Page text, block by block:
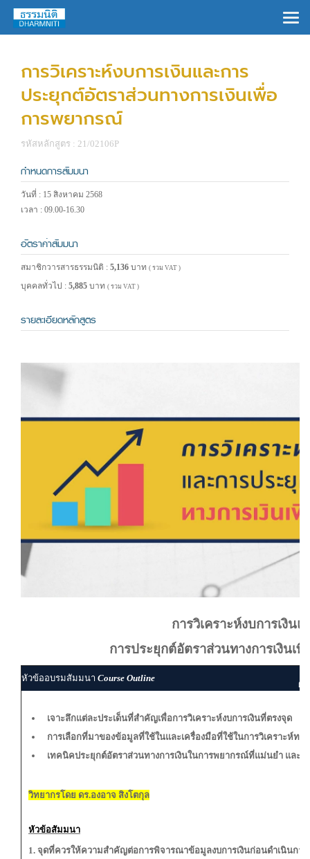
การวิเคราะห์งบการเงินและการ
ประยุกต์อัตราส่วนทางการเงินเพื่อ
การพยากรณ์
รหัสหลักสูตร : 21/02106P
กำหนดการสัมมนา
วันที่ : 15 สิงหาคม 2568
เวลา : 09.00-16.30
อัตราค่าสัมมนา
สมาชิกวารสารธรรมนิติ : 5,136 บาท ( รวม VAT )
บุคคลทั่วไป : 5,885 บาท ( รวม VAT )
รายละเอียดหลักสูตร
การวิเคราะห์งบการเงินแ
การประยุกต์อัตราส่วนทางการเงินเ
หัวข้ออบรมสัมมนา Course Outline
ผู้
เจาะลึกแต่ละประเด็นที่สำคัญเพื่อการวิเคราะห์งบการเงินที่ตรงจุด
การเลือกที่มาของข้อมูลที่ใช้ในและเครื่องมือที่ใช้ในการวิเคราะห์ทาง
เทคนิคประยุกต์อัตราส่วนทางการเงินในการพยากรณ์ที่แม่นยำ และน
วิทยากรโดย ดร.องอาจ สิงโตกุล
หัวข้อสัมมนา
1. จุดที่ควรให้ความสำคัญต่อการพิจารณาข้อมูลงบการเงินก่อนดำเนินการ
×